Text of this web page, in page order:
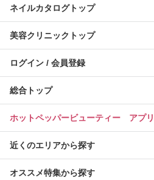
ネイルカタログトップ
美容クリニックトップ
ログイン / 会員登録
総合トップ
ホットペッパービューティー アプ
近くのエリアから探す
オススメ特集から探す